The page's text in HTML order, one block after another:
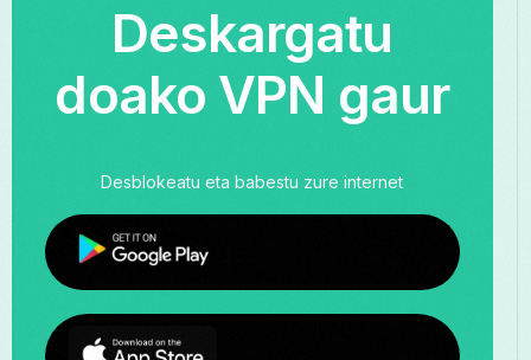
Deskargatu
doako VPN gaur
Desblokeatu eta babestu zure internet